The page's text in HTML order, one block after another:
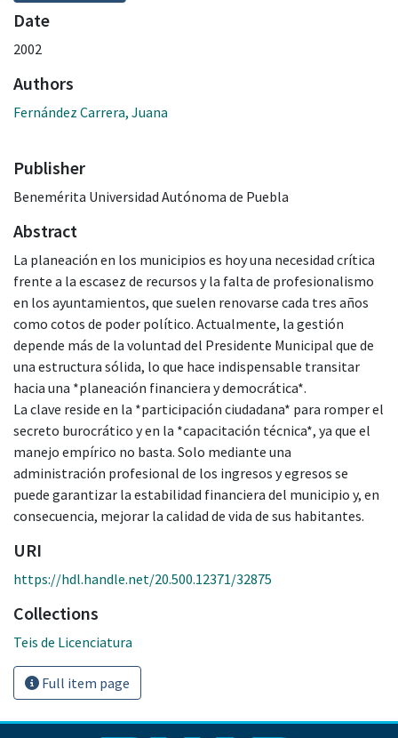
Date
2002
Authors
Fernández Carrera, Juana
Publisher
Benemérita Universidad Autónoma de Puebla
Abstract
La planeación en los municipios es hoy una necesidad crítica
frente a la escasez de recursos y la falta de profesionalismo
en los ayuntamientos, que suelen renovarse cada tres años
como cotos de poder político. Actualmente, la gestión
depende más de la voluntad del Presidente Municipal que de
una estructura sólida, lo que hace indispensable transitar
hacia una *planeación financiera y democrática*.
La clave reside en la *participación ciudadana* para romper el
secreto burocrático y en la *capacitación técnica*, ya que el
manejo empírico no basta. Solo mediante una
administración profesional de los ingresos y egresos se
puede garantizar la estabilidad financiera del municipio y, en
consecuencia, mejorar la calidad de vida de sus habitantes.
URI
https://hdl.handle.net/20.500.12371/32875
Collections
Teis de Licenciatura
Full item page